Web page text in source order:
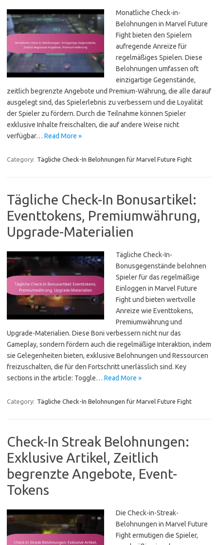
Monatliche Check-in-
Belohnungen in Marvel Future
Fight bieten den Spielern
aufregende Anreize für
regelmäßiges Spielen. Diese
Belohnungen umfassen oft
einzigartige Gegenstände,
zeitlich begrenzte Angebote und Premium-Währung, die alle darauf
ausgelegt sind, das Spielerlebnis zu verbessern und die Loyalität
der Spieler zu fördern. Durch die Teilnahme können Spieler
exklusive Inhalte freischalten, die auf andere Weise nicht
verfügbar… Read More »
Category: Tägliche Check-In Belohnungen für Marvel Future Fight
Tägliche Check-In Bonusartikel:
Eventtokens, Premiumwährung,
Upgrade-Materialien
Tägliche Check-In-
Bonusgegenstände belohnen
Spieler für das regelmäßige
Einloggen in Marvel Future
Fight und bieten wertvolle
Anreize wie Eventtokens,
Premiumwährung und
Upgrade-Materialien. Diese Boni verbessern nicht nur das
Gameplay, sondern fördern auch die regelmäßige Interaktion, indem
sie Gelegenheiten bieten, exklusive Belohnungen und Ressourcen
freizuschalten, die für den Fortschritt unerlässlich sind. Key
sections in the article: Toggle… Read More »
Category: Tägliche Check-In Belohnungen für Marvel Future Fight
Check-In Streak Belohnungen:
Exklusive Artikel, Zeitlich
begrenzte Angebote, Event-
Tokens
Die Check-in-Streak-
Belohnungen in Marvel Future
Fight ermutigen die Spieler,